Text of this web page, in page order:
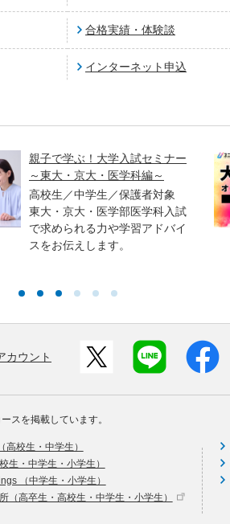
合格実績・体験談
インターネット申込
親子で学ぶ！大学入試セミナー
～東大・京大・医学科編～
高校生／中学生／保護者対象
東大・京大・医学部医学科入試
で求められる力や学習アドバイ
スをお伝えします。
カウント
スを掲載しています。
高校生・中学生）
生・中学生・小学生）
（中学生・小学生）
（高卒生・高校生・中学生・小学生）